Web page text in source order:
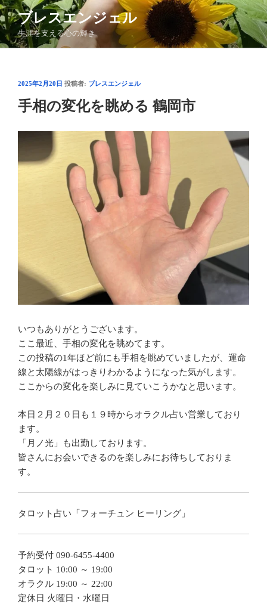
コ
ン
テ
ン
ブレスエンジェル
生涯を支える心の輝き
投
日:
2025年2月20日 投稿者: ブレスエンジェル
手相の変化を眺める 鶴岡市
いつもありがとうございます。
ここ最近、手相の変化を眺めてます。
この投稿の1年ほど前にも手相を眺めていましたが、運命
線と太陽線がはっきりわかるようになった気がします。
ここからの変化を楽しみに見ていこうかなと思います。
本日２月２０日も１９時からオラクル占い営業しており
ます。
「月ノ光」も出勤しております。
皆さんにお会いできるのを楽しみにお待ちしておりま
す。
タロット占い「フォーチュン ヒーリング」
予約受付 090-6455-4400
タロット 10:00 ～ 19:00
オラクル 19:00 ～ 22:00
定休日 火曜日・水曜日